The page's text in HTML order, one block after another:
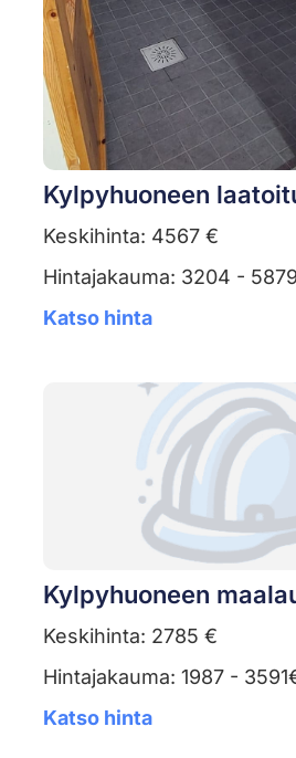
Kylpyhuoneen
Keskihinta: 4567 €
Hintajakauma: 3204 -
Katso hinta
Kylpyhuoneen
Keskihinta: 2785 €
Hintajakauma: 1987 -
Katso hinta